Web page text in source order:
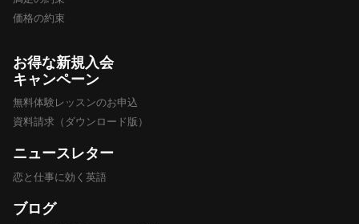
価格の約束
お得な新規入会
キャンペーン
無料体験レッスンのお申込
資料請求（ダウンロード版）
ニュースレター
恋と仕事に効く英語
ブログ